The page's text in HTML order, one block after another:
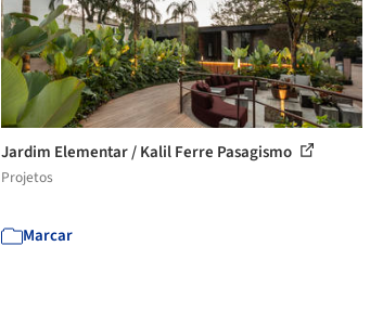
Jardim Elementar / Kalil Ferre Pasagismo
Projetos
Marcar